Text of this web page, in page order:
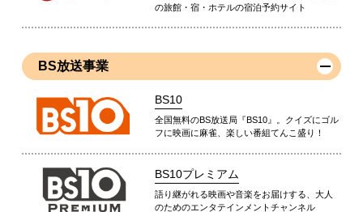
の旅館・宿・ホテルの宿泊予約サイト
BS放送事業
BS10
全国無料のBS放送局『BS10』。クイズにゴル
フに映画に麻雀、楽しい番組てんこ盛り！
BS10プレミアム
語り継がれる映画や音楽をお届けする、大人
のためのエンタテインメントチャンネル